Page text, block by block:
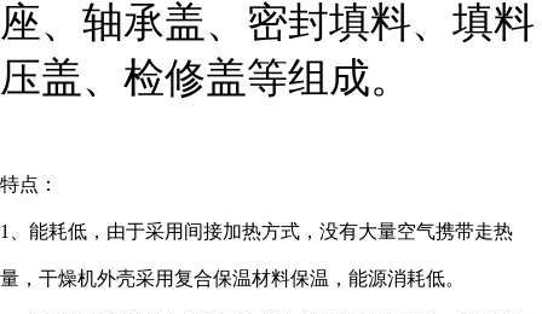
座、轴承盖、密封填料、填料
压盖、检修盖等组成。
特点：
1、能耗低，由于采用间接加热方式，没有大量空气携带走热
量，干燥机外壳采用复合保温材料保温，能源消耗低。